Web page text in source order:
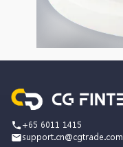
+65 6011 1415
support.cn@cgtrade.com